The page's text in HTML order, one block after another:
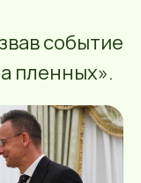
событие
пленных».